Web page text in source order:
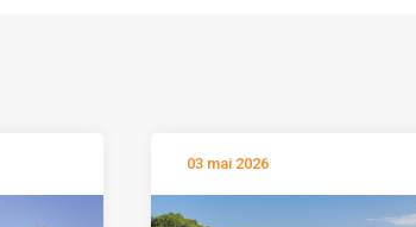
03 mai 2026